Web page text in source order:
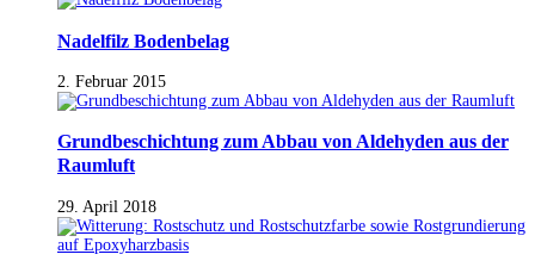
Nadelfilz Bodenbelag
2. Februar 2015
Grundbeschichtung zum Abbau von Aldehyden aus der
Raumluft
29. April 2018